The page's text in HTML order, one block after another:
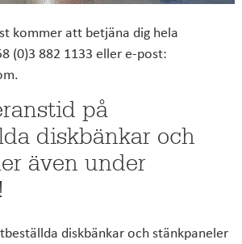
kommer att betjäna dig hela
(0)3 882 1133 eller e-post:
på
diskbänkar och
även under
diskbänkar och stänkpaneler